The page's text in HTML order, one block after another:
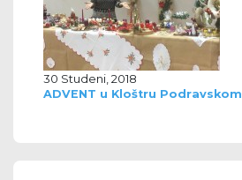
30 Studeni, 2018
ADVENT u Kloštru Podravskom